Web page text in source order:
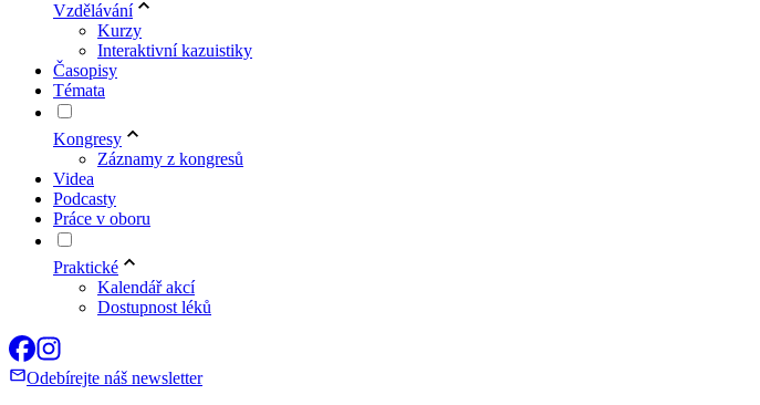
Vzdělávání
Kurzy
Interaktivní kazuistiky
Časopisy
Témata
Kongresy
Záznamy z kongresů
Videa
Podcasty
Práce v oboru
Praktické
Kalendář akcí
Dostupnost léků
Odebírejte náš newsletter